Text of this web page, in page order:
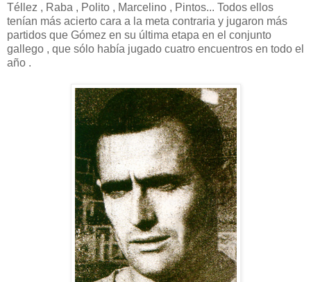
Téllez , Raba , Polito , Marcelino , Pintos... Todos ellos
tenían más acierto cara a la meta contraria y jugaron más
partidos que Gómez en su última etapa en el conjunto
gallego , que sólo había jugado cuatro encuentros en todo el
año .